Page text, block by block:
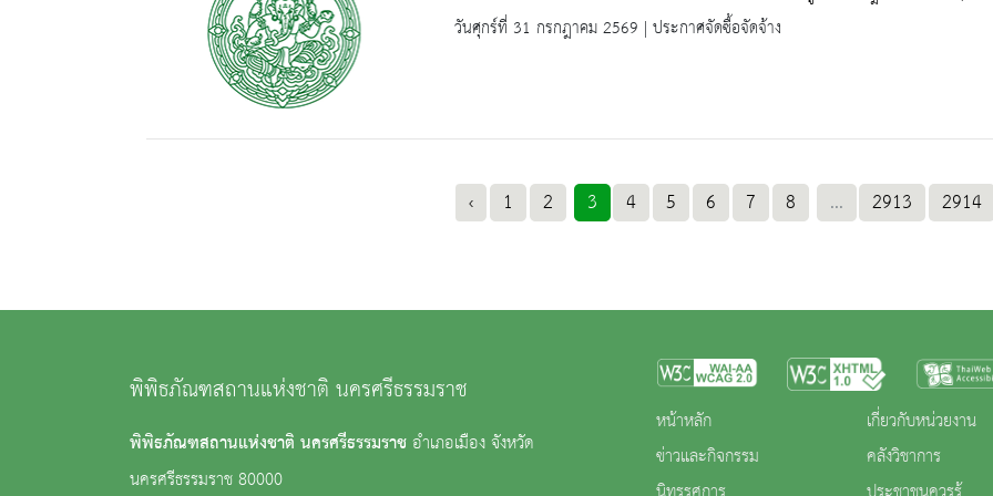
วันศุกร์ที่ 31 กรกฎาคม 2569 | ประกาศจัดซื้อจัดจ้าง
‹ 1 2 3 4 5 6 7 8 ... 2913 2914
พิพิธภัณฑสถานแห่งชาติ นครศรีธรรมราช
พิพิธภัณฑสถานแห่งชาติ นครศรีธรรมราชอำเภอเมือง จังหวัด
นครศรีธรรมราช 80000
หน้าหลัก
ข่าวและกิจกรรม
เกี่ยวกับหน่วยงาน
คลังวิชาการ